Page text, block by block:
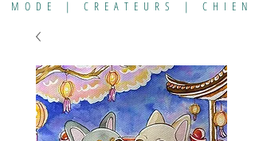
MODE | CREATEURS | CHIEN